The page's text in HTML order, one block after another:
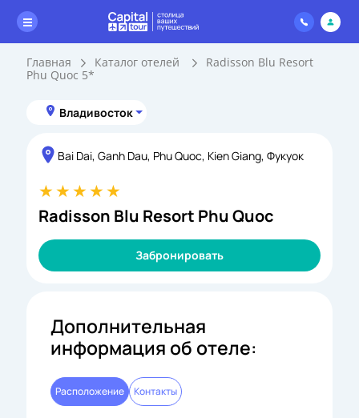
Главная Каталог отелей
Radisson Blu Resort
Phu Quoc 5*
Владивосток
Bai Dai, Ganh Dau, Phu Quoc, Kien Giang, Фукуок
Radisson Blu Resort Phu Quoc
Забронировать
Дополнительная
информация об отеле:
Расположение Контакты